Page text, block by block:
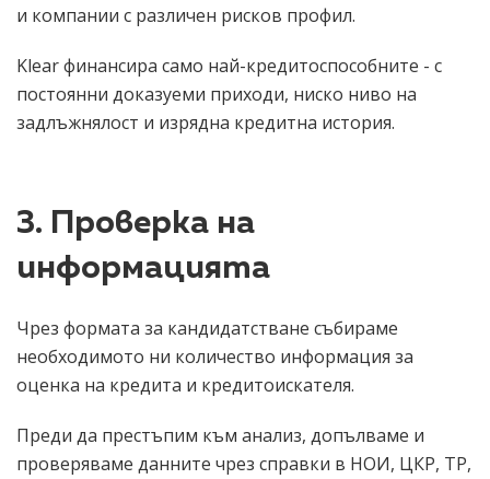
и компании с различен рисков профил.
Klear финансира само най-кредитоспособните - с
постоянни доказуеми приходи, ниско ниво на
задлъжнялост и изрядна кредитна история.
3. Проверка на
информацията
Чрез формата за кандидатстване събираме
необходимото ни количество информация за
оценка на кредита и кредитоискателя.
Преди да престъпим към анализ, допълваме и
проверяваме данните чрез справки в НОИ, ЦКР, ТР,